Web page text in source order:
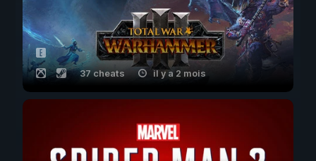
37 cheats il y a 2 mois